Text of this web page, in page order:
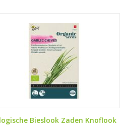
Bieslook Zaden Knoflook